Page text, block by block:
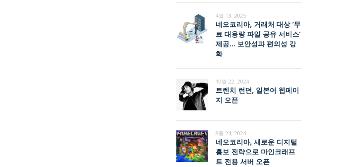
4월 13, 2025
네오코리아, 거래처 대상 ‘무
료 대용량 파일 공유 서비스’
제공… 보안성과 편의성 강
화
10월 22, 2024
트렌치 런던, 일본어 웹페이
지 오픈
8월 24, 2024
네오코리아, 새로운 디지털
홍보 전략으로 마인크래프
트 전용 서버 오픈